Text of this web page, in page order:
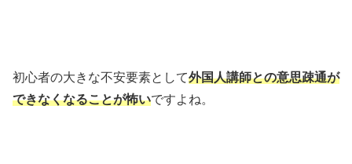
初心者の大きな不安要素として外国人講師との意思疎通が
できなくなることが怖いですよね。